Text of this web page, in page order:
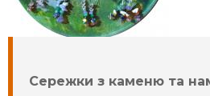
Сережки з каменю та